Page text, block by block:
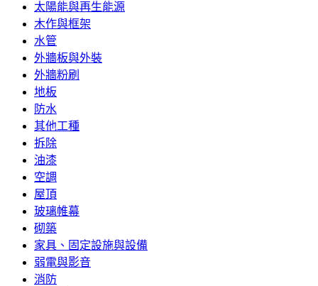
太陽能與再生能源
木作與框架
水管
外牆板與外裝
外牆粉刷
地板
防水
其他工種
拆除
油漆
空調
屋頂
玻璃帷幕
砌築
家具、固定設施與設備
弱電與影音
消防